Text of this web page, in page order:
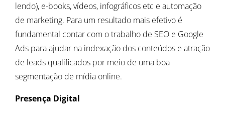
lendo), e-books, vídeos, infográficos etc e automação
de marketing. Para um resultado mais efetivo é
fundamental contar com o trabalho de SEO e Google
Ads para ajudar na indexação dos conteúdos e atração
de leads qualificados por meio de uma boa
segmentação de mídia online.
Presença Digital